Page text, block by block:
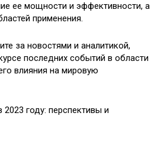
ее мощности и эффективности, а
применения.
за новостями и аналитикой,
последних событий в области
влияния на мировую